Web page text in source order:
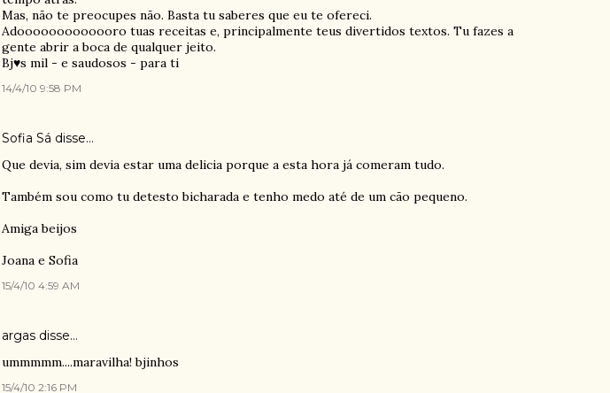
Mas, não te preocupes não. Basta tu saberes que eu te ofereci.
Adooooooooooooro tuas receitas e, principalmente teus divertidos textos. Tu fazes a
gente abrir a boca de qualquer jeito.
Bj♥s mil - e saudosos - para ti
14/4/10 9:58 PM
Sofia Sá disse…
Que devia, sim devia estar uma delicia porque a esta hora já comeram tudo.
Também sou como tu detesto bicharada e tenho medo até de um cão pequeno.
Amiga beijos
Joana e Sofia
15/4/10 4:59 AM
argasdisse…
ummmmm....maravilha! bjinhos
15/4/10 2:16 PM